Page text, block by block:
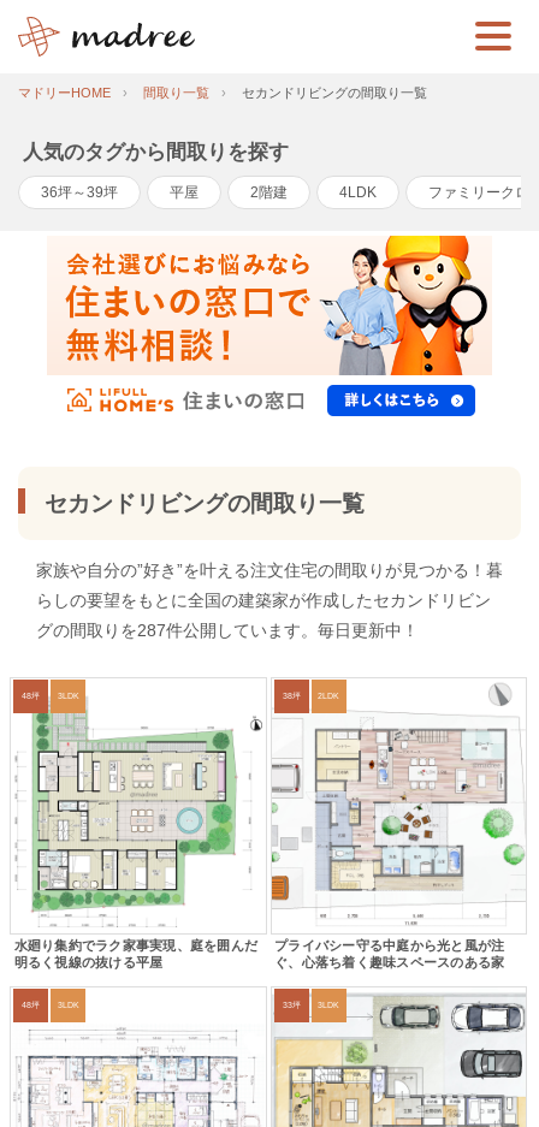
マドリーHOME 間取り一覧 セカンドリビングの間取り一覧
人気のタグから間取りを探す
36坪～39坪 平屋 2階建 4LDK ファミリークロ
セカンドリビングの間取り一覧
家族や自分の”好き”を叶える注文住宅の間取りが見つかる！暮
らしの要望をもとに全国の建築家が作成したセカンドリビン
グの間取りを287件公開しています。毎日更新中！
48坪 3LDK
水廻り集約でラク家事実現、庭を囲んだ
明るく視線の抜ける平屋
38坪 2LDK
プライバシー守る中庭から光と風が注
ぐ、心落ち着く趣味スペースのある家
48坪 3LDK 33坪 3LDK